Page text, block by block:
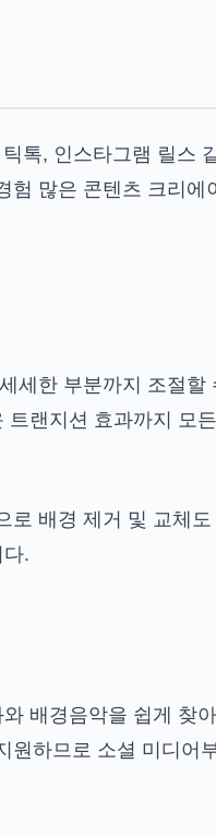
톡, 인스타그램 릴스
험 많은 콘텐츠 크리에
세한 부분까지 조절할
랜지션 효과까지 모든
배경 제거 및 교체도
.
배경음악을 쉽게 찾
원하므로 소셜 미디어